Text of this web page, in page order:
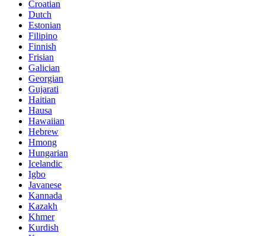
Croatian
Dutch
Estonian
Filipino
Finnish
Frisian
Galician
Georgian
Gujarati
Haitian
Hausa
Hawaiian
Hebrew
Hmong
Hungarian
Icelandic
Igbo
Javanese
Kannada
Kazakh
Khmer
Kurdish